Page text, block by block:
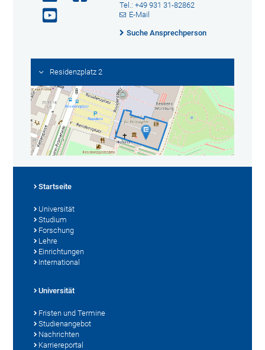
Tel.: +49 931 31-82862
E-Mail
Suche Ansprechperson
Residenzplatz 2
Startseite
Universität
Studium
Forschung
Lehre
Einrichtungen
International
Universität
Fristen und Termine
Studienangebot
Nachrichten
Karriereportal